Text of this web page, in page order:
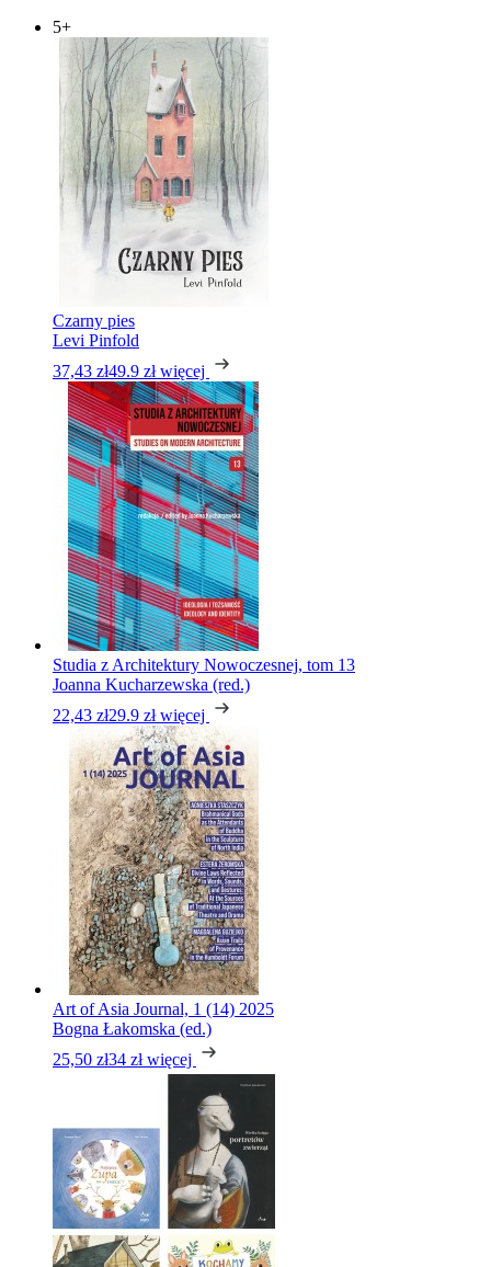
5+
Czarny pies
Levi Pinfold
37,43 zł49.9 zł więcej
Studia z Architektury Nowoczesnej, tom 13
Joanna Kucharzewska (red.)
22,43 zł29.9 zł więcej
Art of Asia Journal, 1 (14) 2025
Bogna Łakomska (ed.)
25,50 zł34 zł więcej